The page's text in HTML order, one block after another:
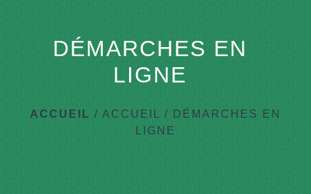
DÉMARCHES EN
LIGNE
ACCUEIL/ACCUEIL / DÉMARCHES EN
LIGNE